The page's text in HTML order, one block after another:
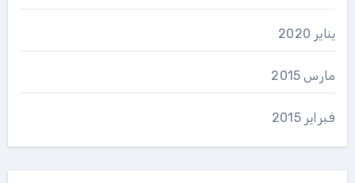
يناير 2020
مارس 2015
فبراير 2015